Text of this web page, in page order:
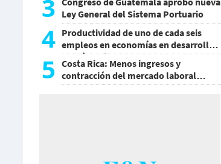
3 Ley General del Sistema Portuario
4 Productividad de uno de cada seis
empleos en economías en desarrollo
podría mejorar por la IA
5
Costa Rica: Menos ingresos y
contracción del mercado laboral
causan baja del consumo